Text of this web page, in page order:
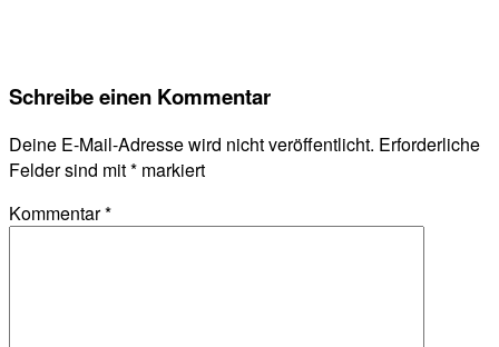
Schreibe einen Kommentar
Deine E-Mail-Adresse wird nicht veröffentlicht. Erforderliche
Felder sind mit* markiert
Kommentar*